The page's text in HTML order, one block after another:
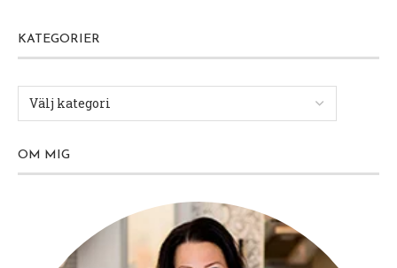
KATEGORIER
OM MIG